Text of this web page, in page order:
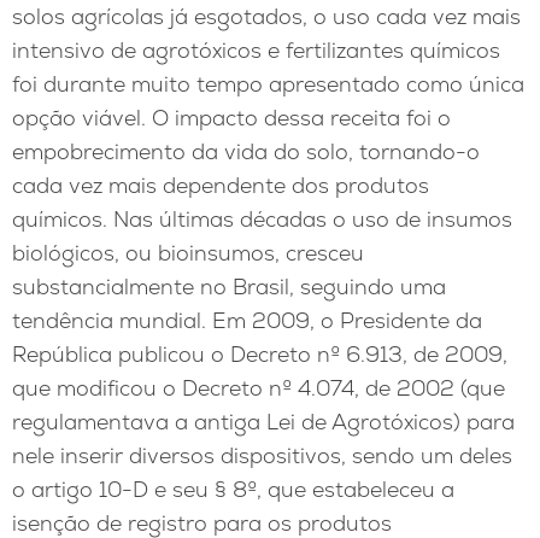
solos agrícolas já esgotados, o uso cada vez mais
intensivo de agrotóxicos e fertilizantes químicos
foi durante muito tempo apresentado como única
opção viável. O impacto dessa receita foi o
empobrecimento da vida do solo, tornando-o
cada vez mais dependente dos produtos
químicos. Nas últimas décadas o uso de insumos
biológicos, ou bioinsumos, cresceu
substancialmente no Brasil, seguindo uma
tendência mundial. Em 2009, o Presidente da
República publicou o Decreto nº 6.913, de 2009,
que modificou o Decreto nº 4.074, de 2002 (que
regulamentava a antiga Lei de Agrotóxicos) para
nele inserir diversos dispositivos, sendo um deles
o artigo 10-D e seu § 8º, que estabeleceu a
isenção de registro para os produtos